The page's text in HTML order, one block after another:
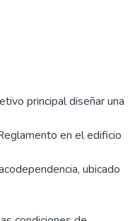
principal diseñar una
en el edificio
ubicado